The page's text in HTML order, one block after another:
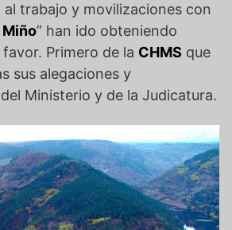
trabajo y movilizaciones con
Miño” han ido obteniendo
Primero de la CHMS que
sus alegaciones y
Ministerio y de la Judicatura.